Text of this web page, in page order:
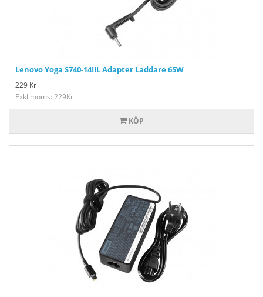
Lenovo Yoga S740-14IIL Adapter Laddare 65W
229 Kr
Exkl moms: 229Kr
KÖP